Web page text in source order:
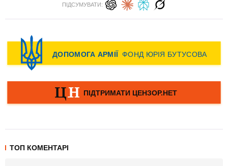
ПІДСУМУВАТИ:
ТОП КОМЕНТАРІ